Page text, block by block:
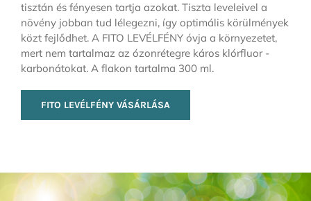
tisztán és fényesen tartja azokat. Tiszta leveleivel a
növény jobban tud lélegezni, így optimális körülmények
közt fejlődhet. A FITO LEVÉLFÉNY óvja a környezetet,
mert nem tartalmaz az ózonrétegre káros klórfluor -
karbonátokat. A flakon tartalma 300 ml.
FITO LEVÉLFÉNY VÁSÁRLÁSA